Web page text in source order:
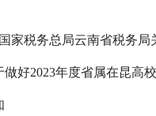
家税务总局云南省税务
好2023年度省属在昆高